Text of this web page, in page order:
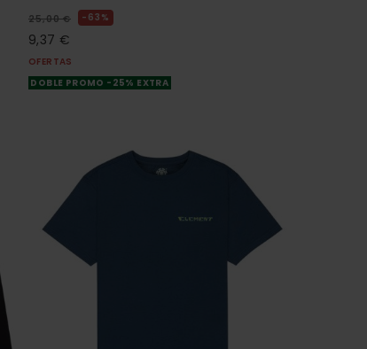
25,00 € 63%
9,37 €
OFERTAS
DOBLE PROMO -25% EXTRA